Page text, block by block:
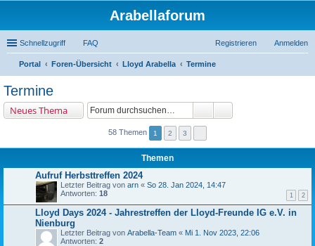
Arabellaforum
Schnellzugriff FAQ Anmelden
Registrieren
Portal Foren-Übersicht Lloyd Arabella
Termine
Termine
Neues Thema
58 Themen 1 2 3
Themen
Aufruf Herbsttreffen 2024
Letzter Beitrag von arn « So 28. Jan 2024, 14:47
Antworten: 18 1 2
Lloyd Days 2024 - Jahrestreffen der Lloyd-Freunde IG e.V. in
Nienburg
Letzter Beitrag von Arabella-Team « Mi 1. Nov 2023, 22:06
Antworten: 2